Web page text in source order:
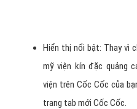
Hiển thị nổi bật: Thay vì
mỹ viện kín đặc quảng
viện trên Cốc Cốc của